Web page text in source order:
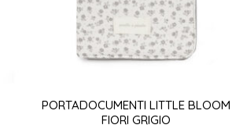
PORTADOCUMENTI LITTLE BLOOM
FIORI GRIGIO